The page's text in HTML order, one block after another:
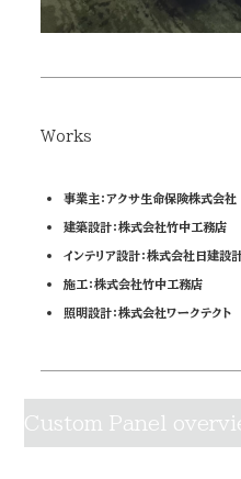
Works
事業主：アクサ生命保険株式会社
建築設計：株式会社竹中工務店
インテリア設計：株式会社日建設
施工：株式会社竹中工務店
照明設計：株式会社ワークテクト
Custom Panel